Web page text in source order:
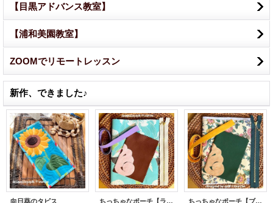
【目黒アドバンス教室】
【浦和美園教室】
ZOOMでリモートレッスン
新作、できました♪
向日葵のタピス ちっちゃなポーチ【ラベンダー色が映えるシェル】 ちっちゃなポーチ【ブリティッシュ・カレッジのシェル】